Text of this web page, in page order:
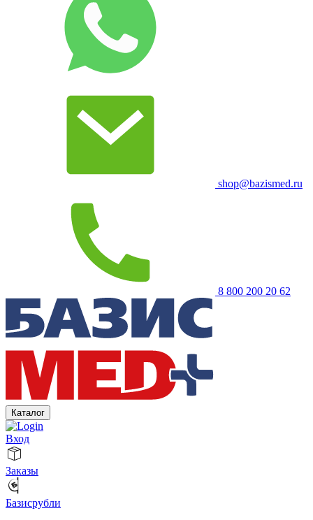
shop@bazismed.ru
8 800 200 20 62
Каталог
Вход
Заказы
Базисрубли